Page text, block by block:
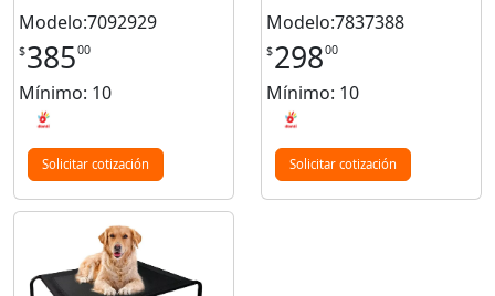
Modelo:7092929
$38500
Mínimo: 10
Solicitar cotización
Modelo:7837388
$29800
Mínimo: 10
Solicitar cotización